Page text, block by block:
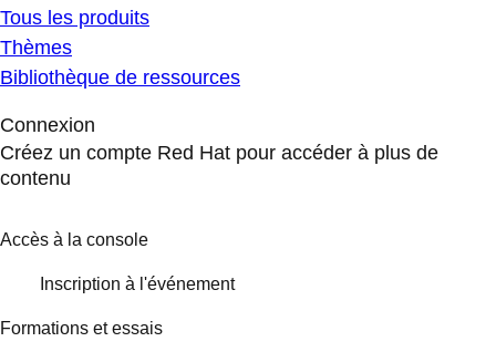
Tous les produits
Thèmes
Bibliothèque de ressources
Connexion
Créez un compte Red Hat pour accéder à plus de
contenu
Accès à la console
Inscription à l'événement
Formations et essais